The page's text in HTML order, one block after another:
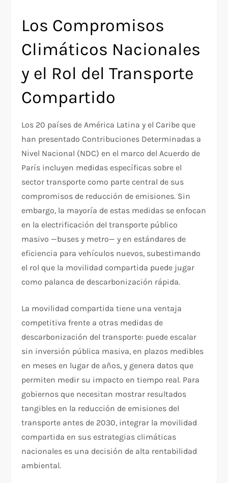
Los Compromisos
Climáticos Nacionales
y el Rol del Transporte
Compartido
Los 20 países de América Latina y el Caribe que
han presentado Contribuciones Determinadas a
Nivel Nacional (NDC) en el marco del Acuerdo de
París incluyen medidas específicas sobre el
sector transporte como parte central de sus
compromisos de reducción de emisiones. Sin
embargo, la mayoría de estas medidas se enfocan
en la electrificación del transporte público
masivo —buses y metro— y en estándares de
eficiencia para vehículos nuevos, subestimando
el rol que la movilidad compartida puede jugar
como palanca de descarbonización rápida.
La movilidad compartida tiene una ventaja
competitiva frente a otras medidas de
descarbonización del transporte: puede escalar
sin inversión pública masiva, en plazos medibles
en meses en lugar de años, y genera datos que
permiten medir su impacto en tiempo real. Para
gobiernos que necesitan mostrar resultados
tangibles en la reducción de emisiones del
transporte antes de 2030, integrar la movilidad
compartida en sus estrategias climáticas
nacionales es una decisión de alta rentabilidad
ambiental.